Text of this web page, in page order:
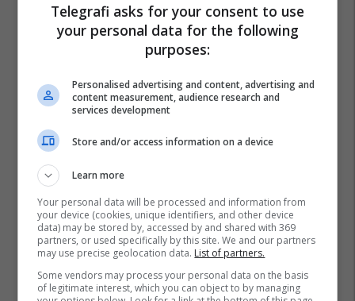
Telegrafi asks for your consent to use
your personal data for the following
purposes:
Personalised advertising and content, advertising and
content measurement, audience research and
services development
Store and/or access information on a device
Learn more
Your personal data will be processed and information from
your device (cookies, unique identifiers, and other device
data) may be stored by, accessed by and shared with 369
partners, or used specifically by this site. We and our partners
may use precise geolocation data. List of partners.
Some vendors may process your personal data on the basis
of legitimate interest, which you can object to by managing